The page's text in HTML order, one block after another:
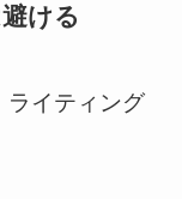
ける
ライティング